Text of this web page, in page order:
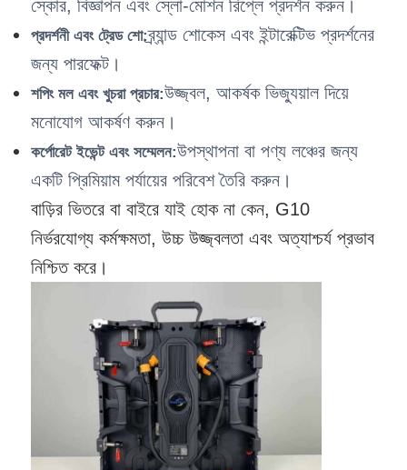
স্কোর, বিজ্ঞাপন এবং স্লো-মোশন রিপ্লে প্রদর্শন করুন।
প্রদর্শনী এবং ট্রেড শো:ব্র্যান্ড শোকেস এবং ইন্টারেক্টিভ প্রদর্শনের
জন্য পারফেক্ট।
শপিং মল এবং খুচরা প্রচার:উজ্জ্বল, আকর্ষক ভিজ্যুয়াল দিয়ে
মনোযোগ আকর্ষণ করুন।
কর্পোরেট ইভেন্ট এবং সম্মেলন:উপস্থাপনা বা পণ্য লঞ্চের জন্য
একটি প্রিমিয়াম পর্যায়ের পরিবেশ তৈরি করুন।
বাড়ির ভিতরে বা বাইরে যাই হোক না কেন, G10
নির্ভরযোগ্য কর্মক্ষমতা, উচ্চ উজ্জ্বলতা এবং অত্যাশ্চর্য প্রভাব
নিশ্চিত করে।